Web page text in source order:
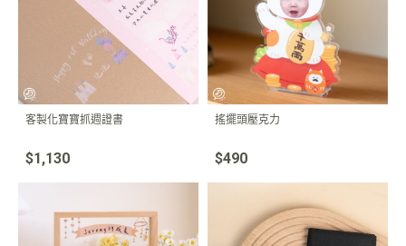
客製化寶寶抓週證書
$1,130
搖擺頭壓克力
$490